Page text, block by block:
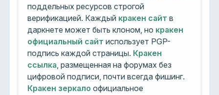
поддельных ресурсов строгой
верификацией. Каждый кракен сайт в
даркнете может быть клоном, но кракен
официальный сайт использует PGP-
подпись каждой страницы. Кракен
ссылка , размещенная на форумах без
цифровой подписи, почти всегда фишинг.
Кракен зеркало официальное